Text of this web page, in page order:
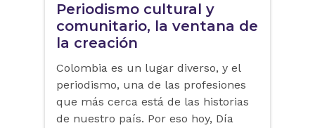
Periodismo cultural y
comunitario, la ventana de
la creación
Colombia es un lugar diverso, y el
periodismo, una de las profesiones
que más cerca está de las historias
de nuestro país. Por eso hoy, Día